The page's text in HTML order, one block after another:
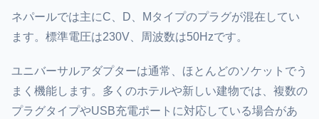
ネパールでは主にC、D、Mタイプのプラグが混在してい
ます。標準電圧は230V、周波数は50Hzです。
ユニバーサルアダプターは通常、ほとんどのソケットでう
まく機能します。多くのホテルや新しい建物では、複数の
プラグタイプやUSB充電ポートに対応している場合があ